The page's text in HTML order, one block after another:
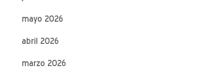
mayo 2026
abril 2026
marzo 2026